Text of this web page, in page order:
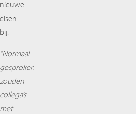
nieuwe
eisen
bij.
“Normaal
gesproken
zouden
collega’s
met